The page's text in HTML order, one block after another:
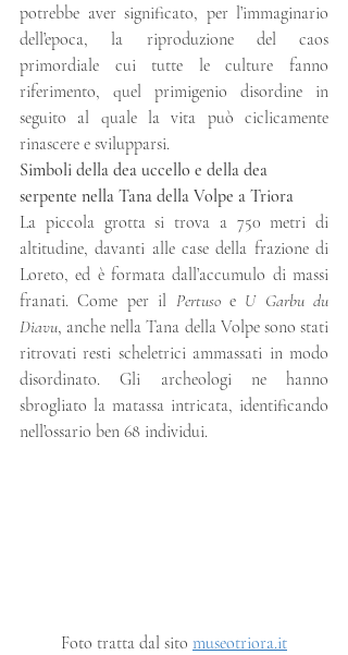
potrebbe aver significato, per l’immaginario
dell’epoca, la riproduzione del caos
primordiale cui tutte le culture fanno
riferimento, quel primigenio disordine in
seguito al quale la vita può ciclicamente
rinascere e svilupparsi.
Simboli della dea uccello e della dea
serpente nella Tana della Volpe a Triora
La piccola grotta si trova a 750 metri di
altitudine, davanti alle case della frazione di
Loreto, ed è formata dall’accumulo di massi
franati. Come per il Pertuso e U Garbu du
Diavu, anche nella Tana della Volpe sono stati
ritrovati resti scheletrici ammassati in modo
disordinato. Gli archeologi ne hanno
sbrogliato la matassa intricata, identificando
nell’ossario ben 68 individui.
Foto tratta dal sito museotriora.it